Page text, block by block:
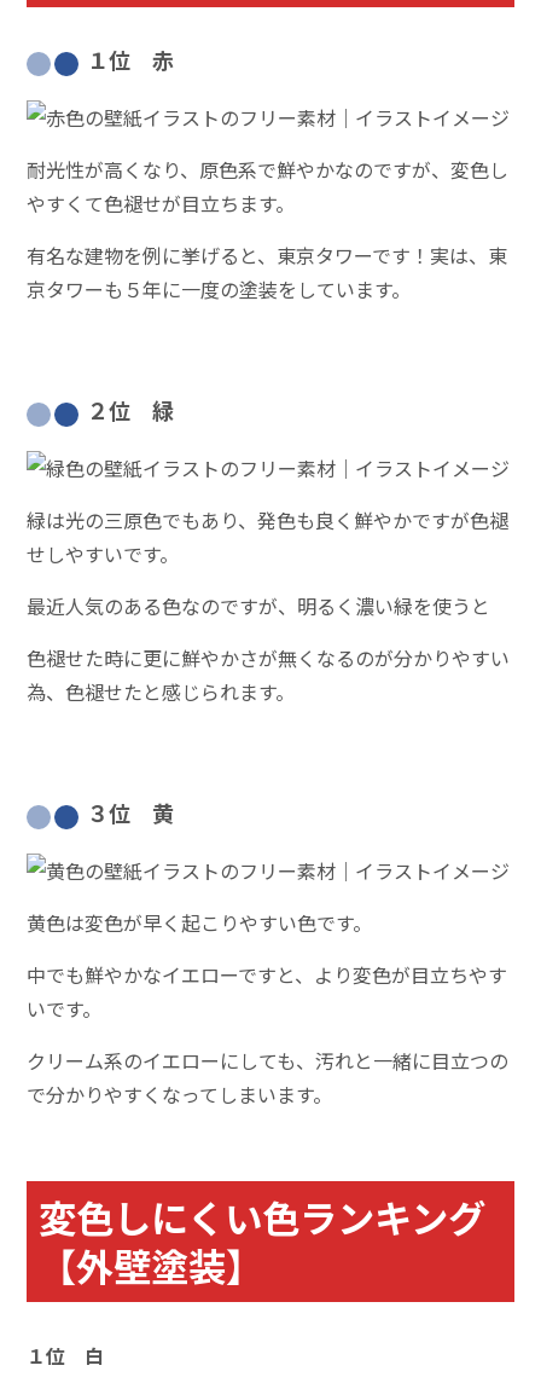
１位 赤
耐光性が高くなり、原色系で鮮やかなのですが、変色し
やすくて色褪せが目立ちます。
有名な建物を例に挙げると、東京タワーです！実は、東
京タワーも５年に一度の塗装をしています。
２位 緑
緑は光の三原色でもあり、発色も良く鮮やかですが色褪
せしやすいです。
最近人気のある色なのですが、明るく濃い緑を使うと
色褪せた時に更に鮮やかさが無くなるのが分かりやすい
為、色褪せたと感じられます。
３位 黄
黄色は変色が早く起こりやすい色です。
中でも鮮やかなイエローですと、より変色が目立ちやす
いです。
クリーム系のイエローにしても、汚れと一緒に目立つの
で分かりやすくなってしまいます。
変色しにくい色ランキング
【外壁塗装】
１位 白